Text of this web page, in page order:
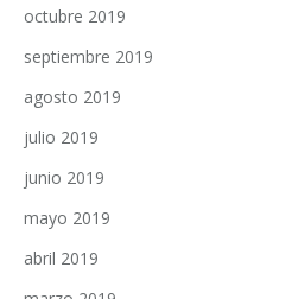
octubre 2019
septiembre 2019
agosto 2019
julio 2019
junio 2019
mayo 2019
abril 2019